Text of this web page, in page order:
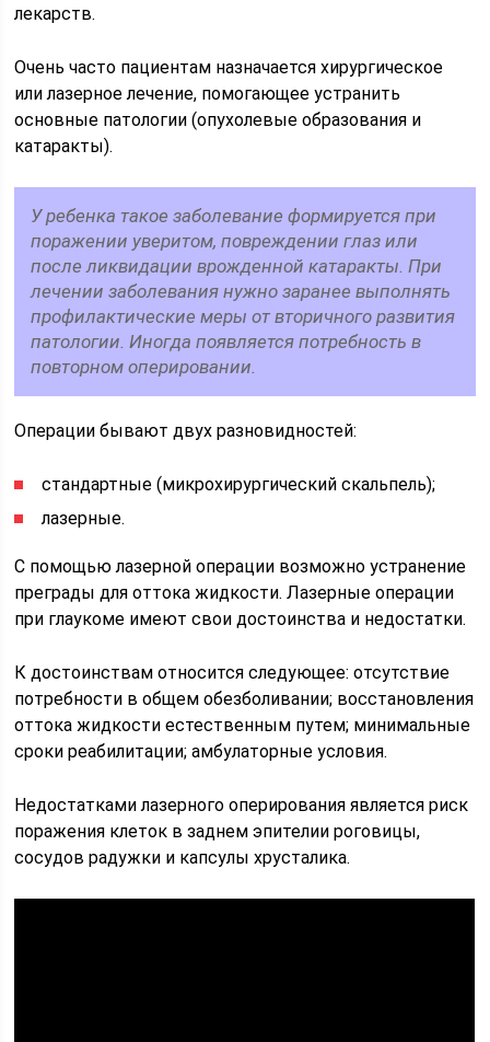
лекарств.
Очень часто пациентам назначается хирургическое
или лазерное лечение, помогающее устранить
основные патологии (опухолевые образования и
катаракты).
У ребенка такое заболевание формируется при
поражении уверитом, повреждении глаз или
после ликвидации врожденной катаракты. При
лечении заболевания нужно заранее выполнять
профилактические меры от вторичного развития
патологии. Иногда появляется потребность в
повторном оперировании.
Операции бывают двух разновидностей:
стандартные (микрохирургический скальпель);
лазерные.
С помощью лазерной операции возможно устранение
преграды для оттока жидкости. Лазерные операции
при глаукоме имеют свои достоинства и недостатки.
К достоинствам относится следующее: отсутствие
потребности в общем обезболивании; восстановления
оттока жидкости естественным путем; минимальные
сроки реабилитации; амбулаторные условия.
Недостатками лазерного оперирования является риск
поражения клеток в заднем эпителии роговицы,
сосудов радужки и капсулы хрусталика.